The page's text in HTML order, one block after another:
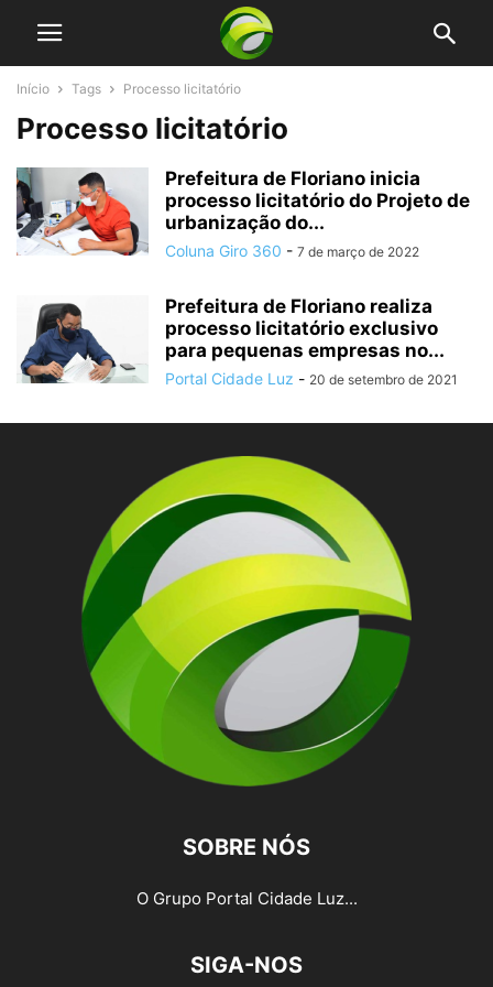
Início Tags Processo licitatório
Processo licitatório
Prefeitura de Floriano inicia
processo licitatório do Projeto de
urbanização do...
Coluna Giro 360 - 7 de março de 2022
Prefeitura de Floriano realiza
processo licitatório exclusivo
para pequenas empresas no...
Portal Cidade Luz - 20 de setembro de 2021
SOBRE NÓS
O Grupo Portal Cidade Luz...
SIGA-NOS